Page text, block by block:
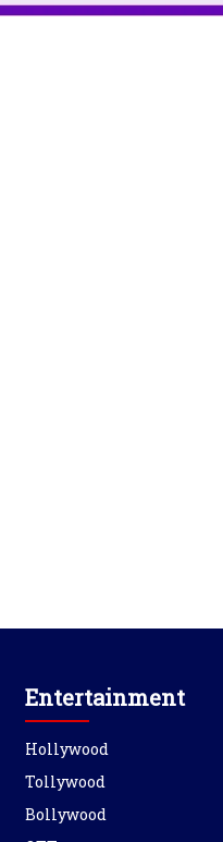
Entertainment
Hollywood
Tollywood
Bollywood